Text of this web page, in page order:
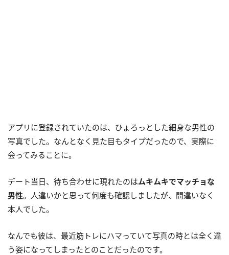
アプリに登録されていたのは、ひょろっとした細身な男性の
写真でした。なんとなく見た目もタイプだったので、実際に
会ってみることに。
デート当日、待ち合わせに現れたのはムキムキでマッチョな
男性。人違いかと思って何度も確認しましたが、間違いなく
本人でした。
なんでも彼は、最近筋トレにハマっていて写真の時とは全く違
う姿になってしまったとのことだったのです。